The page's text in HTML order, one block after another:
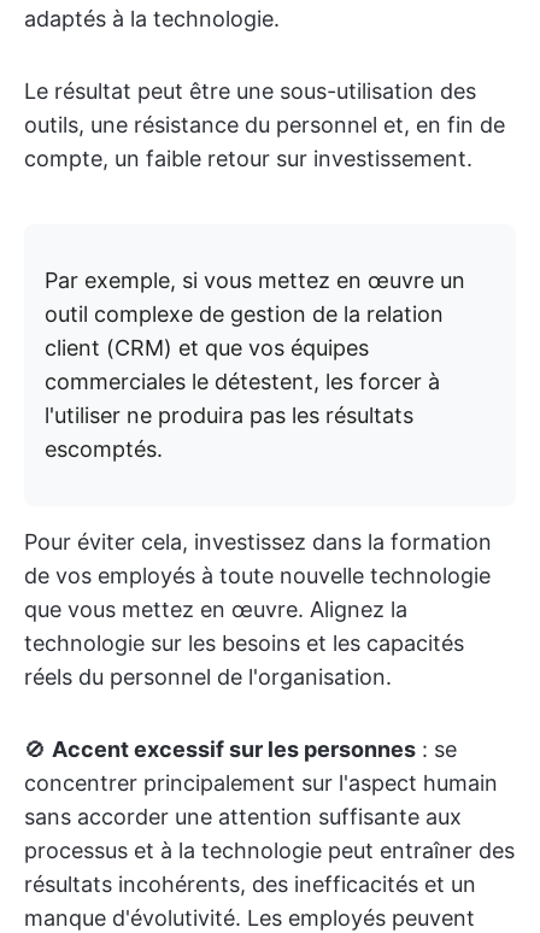
adaptés à la technologie.
Le résultat peut être une sous-utilisation des
outils, une résistance du personnel et, en fin de
compte, un faible retour sur investissement.
Par exemple, si vous mettez en œuvre un
outil complexe de gestion de la relation
client (CRM) et que vos équipes
commerciales le détestent, les forcer à
l'utiliser ne produira pas les résultats
escomptés.
Pour éviter cela, investissez dans la formation
de vos employés à toute nouvelle technologie
que vous mettez en œuvre. Alignez la
technologie sur les besoins et les capacités
réels du personnel de l'organisation.
🚫 Accent excessif sur les personnes : se
concentrer principalement sur l'aspect humain
sans accorder une attention suffisante aux
processus et à la technologie peut entraîner des
résultats incohérents, des inefficacités et un
manque d'évolutivité. Les employés peuvent